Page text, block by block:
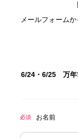
メールフォーム
6/24・6/25 万年
必須 お名前